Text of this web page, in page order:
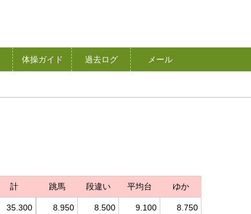
体操ガイド 過去ログ メール
計 跳馬 段違い 平均台 ゆか
35.300 8.950 8.500 9.100 8.750